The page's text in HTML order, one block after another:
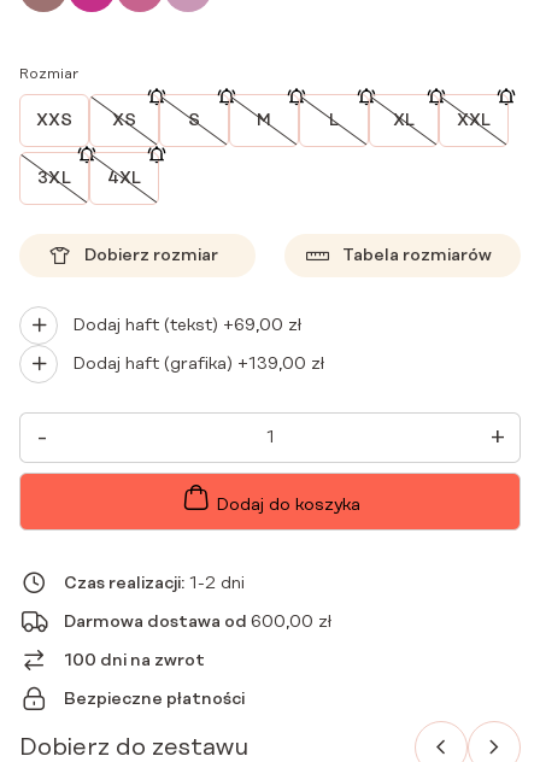
Rozmiar
XXS XS S M L XL XXL
3XL 4XL
Dobierz rozmiar Tabela rozmiarów
Dodaj haft (tekst) +69,00 zł
Dodaj haft (grafika) +139,00 zł
-
ILOŚĆ
BLUZKA
MEDYCZNA
DAMSKA
+
Dodaj do koszyka
Czas realizacji: 1-2 dni
Darmowa dostawa od 600,00 zł
100 dni na zwrot
Bezpieczne płatności
Dobierz do zestawu